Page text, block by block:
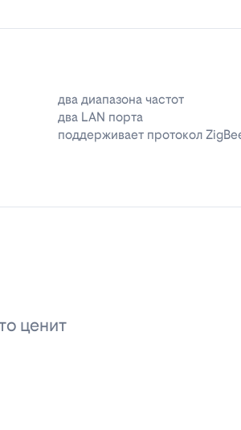
два диапазона частот
два LAN порта
поддерживает протокол
ценит